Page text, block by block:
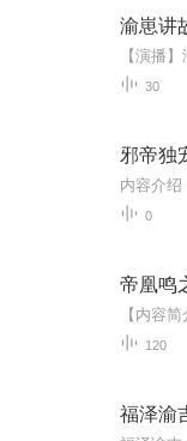
渝崽讲
30
邪帝独
0
帝凰鸣
120
福泽渝